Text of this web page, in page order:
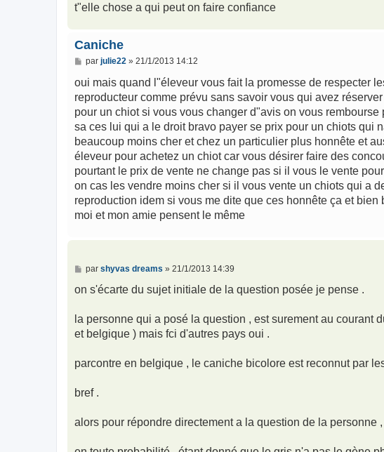
t"elle chose a qui peut on faire confiance
Caniche
M
s
a
g
par julie22» 21/1/2013 14:12
oui mais quand l"éleveur vous fait la promesse de respecter
reproducteur comme prévu sans savoir vous qui avez
pour un chiot si vous vous changer d"avis on vous
sa ces lui qui a le droit bravo payer se prix pour un chiots qui
beaucoup moins cher et chez un particulier plus honnête et
éleveur pour achetez un chiot car vous désirer faire des
pourtant le prix de vente ne change pas si il vous le vente
on cas les vendre moins cher si il vous vente un chiots qui a
reproduction idem si vous me dite que ces honnête ça et
moi et mon amie pensent le même
M
s
g
e
par shyvas dreams » 21/1/2013 14:39
on s'écarte du sujet initiale de la question posée je pense .
la personne qui a posé la question , est surement au
et belgique ) mais fci d'autres pays oui .
parcontre en belgique , le caniche bicolore est reconnut par
bref .
alors pour répondre directement a la question de la personne